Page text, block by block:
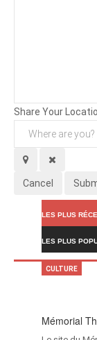
Share Your
Cancel
LES PLUS
LES PLUS
Mémorial
CULTURE